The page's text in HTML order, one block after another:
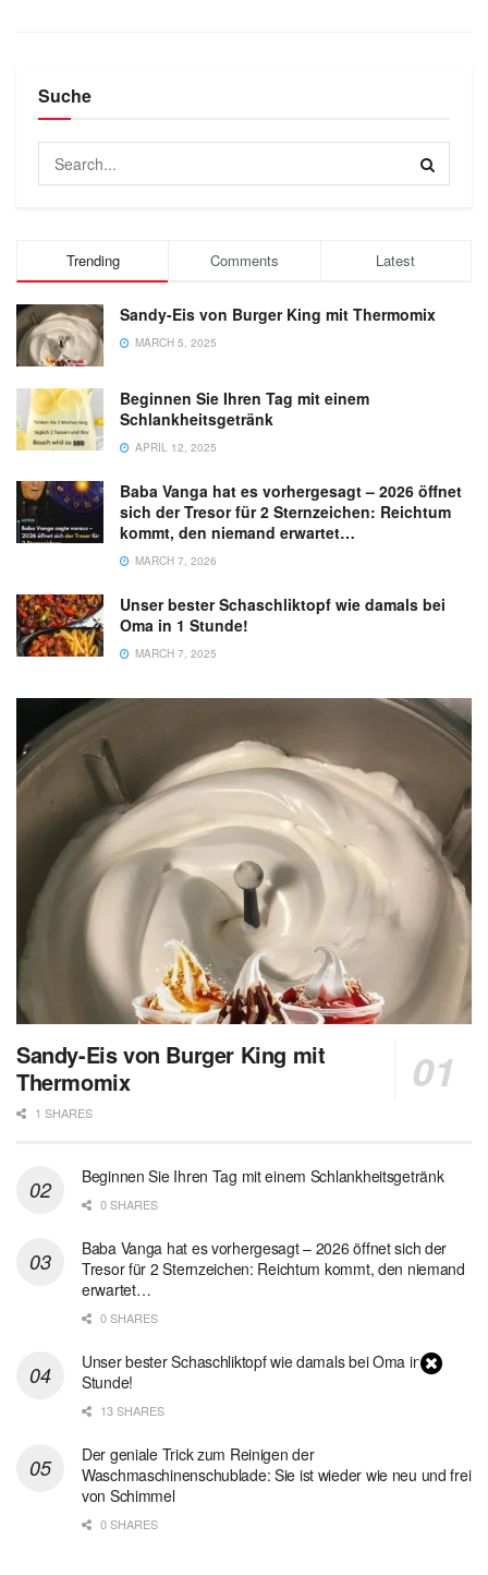
Suche
Trending Comments Latest
Sandy-Eis von Burger King mit Thermomix
MARCH 5, 2025
Beginnen Sie Ihren Tag mit einem
Schlankheitsgetränk
APRIL 12, 2025
Baba Vanga hat es vorhergesagt – 2026 öffnet
sich der Tresor für 2 Sternzeichen: Reichtum
kommt, den niemand erwartet…
MARCH 7, 2026
Unser bester Schaschliktopf wie damals bei
Oma in 1 Stunde!
MARCH 7, 2025
Sandy-Eis von Burger King mit
Thermomix
1 SHARES
Beginnen Sie Ihren Tag mit einem Schlankheitsgetränk
0 SHARES
Baba Vanga hat es vorhergesagt – 2026 öffnet sich der
Tresor für 2 Sternzeichen: Reichtum kommt, den niemand
erwartet…
0 SHARES
Unser bester Schaschliktopf wie damals bei Oma in 1
Stunde!
13 SHARES
Der geniale Trick zum Reinigen der
Waschmaschinenschublade: Sie ist wieder wie neu und frei
von Schimmel
0 SHARES